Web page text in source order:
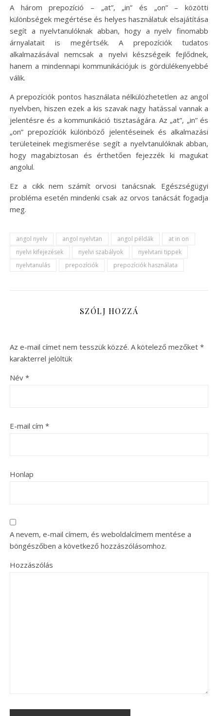
A három prepozíció – „at”, „in” és „on” – közötti
különbségek megértése és helyes használatuk elsajátítása
segít a nyelvtanulóknak abban, hogy a nyelv finomabb
árnyalatait is megértsék. A prepozíciók tudatos
alkalmazásával nemcsak a nyelvi készségeik fejlődnek,
hanem a mindennapi kommunikációjuk is gördülékenyebbé
válik.
A prepozíciók pontos használata nélkülözhetetlen az angol
nyelvben, hiszen ezek a kis szavak nagy hatással vannak a
jelentésre és a kommunikáció tisztaságára. Az „at”, „in” és
„on” prepozíciók különböző jelentéseinek és alkalmazási
területeinek megismerése segít a nyelvtanulóknak abban,
hogy magabiztosan és érthetően fejezzék ki magukat
angolul.
Ez a cikk nem számít orvosi tanácsnak. Egészségügyi
probléma esetén mindenki csak az orvos tanácsát fogadja
meg.
angol nyelv angol nyelvtan angol példák
at in on
nyelvi kifejezések
nyelvi szabályok
nyelvtani tippek
nyelvtanulás
prepozíciók prepozíciók használata
SZÓLJ HOZZÁ
Az e-mail címet nem tesszük közzé. A kötelező mezőket *
karakterrel jelöltük
Név *
E-mail cím *
Honlap
A nevem, e-mail címem, és weboldalcímem mentése a
böngészőben a következő hozzászólásomhoz.
Hozzászólás